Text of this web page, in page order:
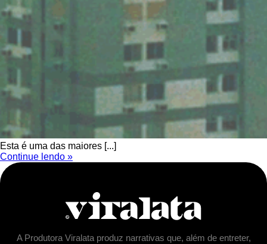
Esta é uma das maiores [...]
Continue lendo »
A Produtora Viralata produz narrativas que, além de entreter,